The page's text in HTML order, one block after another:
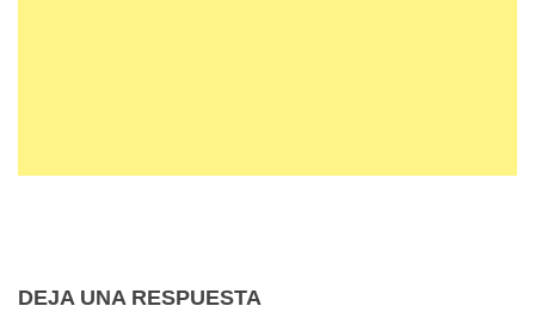
DEJA UNA RESPUESTA